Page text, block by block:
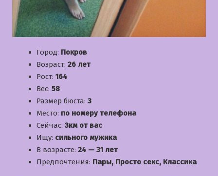
Город: Покров
Возраст: 26 лет
Рост: 164
Вес: 58
Размер бюста: 3
Место: по номеру телефона
Сейчас: 3км от вас
Ищу: сильного мужика
В возрасте: 24 — 31 лет
Предпочтения: Пары, Просто секс, Классика